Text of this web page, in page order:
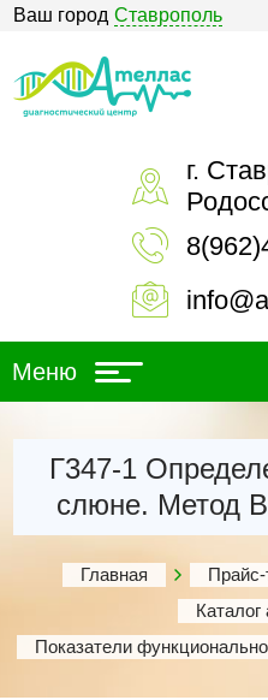
Ваш город Ставрополь
г.
Меню
Г347-1
слюне. Метод
Главная Прайс-
Каталог
Показатели